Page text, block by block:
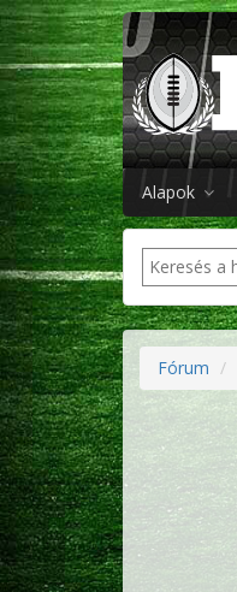
Alapok
Fórum